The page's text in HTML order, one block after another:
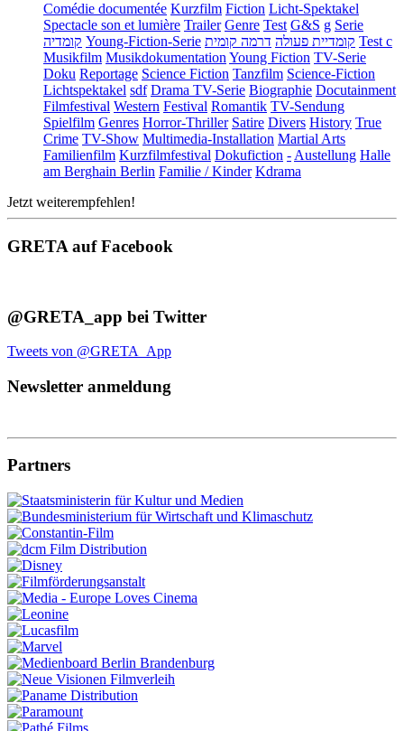
Comédie documentée Kurzfilm Fiction Licht-Spektakel
Spectacle son et lumière Trailer Genre Test G&S g Serie
קומדיה Young-Fiction-Serie קומדיית פעולה דרמה קומית
Test c
Musikfilm MusikdokumentationYoung Fiction TV-Serie
Doku Reportage Science Fiction Tanzfilm Science-Fiction
Lichtspektakel sdf Drama TV-Serie Biographie Docutainment
Filmfestival Western Festival Romantik TV-Sendung
Spielfilm Genres Horror-Thriller Satire Divers History True
Crime TV-Show Multimedia-Installation Martial Arts
Familienfilm Kurzfilmfestival Dokufiction -Austellung Halle
am Berghain Berlin Familie / Kinder Kdrama
Jetzt weiterempfehlen!
GRETA auf Facebook
@GRETA_app bei Twitter
Tweets von @GRETA_App
Newsletter anmeldung
Partners